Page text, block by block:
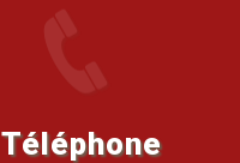
Téléphone